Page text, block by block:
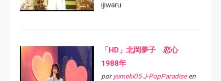
ijiwaru
「HD」北岡夢子 恋心
1988年
por yumeki05 J-PopParadiseen